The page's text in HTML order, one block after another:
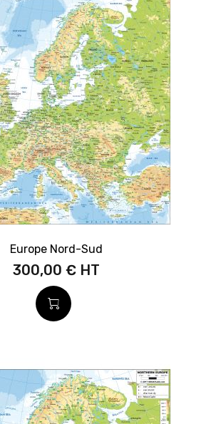
Europe Nord-Sud
300,00 €